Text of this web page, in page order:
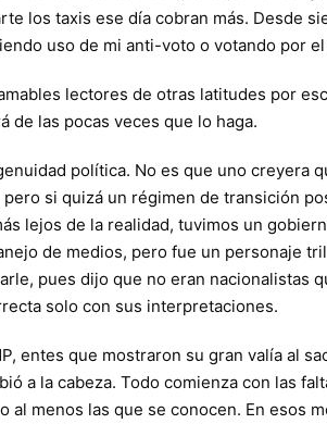
los taxis ese día cobran más. Desde
uso de mi anti-voto o votando por
lectores de otras latitudes por
de las pocas veces que lo haga.
política. No es que uno creyera
si quizá un régimen de transición
lejos de la realidad, tuvimos un
de medios, pero fue un personaje
pues dijo que no eran nacionalistas
solo con sus interpretaciones.
entes que mostraron su gran valía al
a la cabeza. Todo comienza con las
al menos las que se conocen. En esos